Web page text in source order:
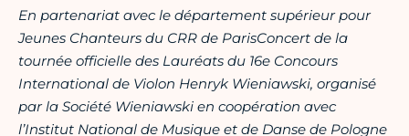
En partenariat avec le département supérieur pour
Jeunes Chanteurs du CRR de ParisConcert de la
tournée officielle des Lauréats du 16e Concours
International de Violon Henryk Wieniawski, organisé
par la Société Wieniawski en coopération avec
l’Institut National de Musique et de Danse de Pologne